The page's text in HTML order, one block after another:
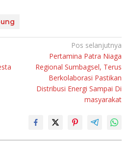
Pos selanjutnya
Pertamina Patra Niaga
Regional Sumbagsel, Terus
Berkolaborasi Pastikan
Distribusi Energi Sampai Di
masyarakat